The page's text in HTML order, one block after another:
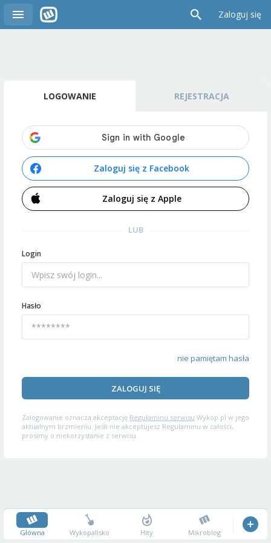
Zaloguj się
LOGOWANIE REJESTRACJA
Zaloguj się z Facebook
Zaloguj się z Apple
LUB
Login
Hasło
nie pamiętam hasła
ZALOGUJ SIĘ
Zalogowanie oznacza akceptację Regulaminu serwisu Wykop.pl w jego
aktualnym brzmieniu. Jeśli nie akceptujesz Regulaminu w całości,
prosimy o niekorzystanie z serwisu.
Główna Wykopalisko Hity Mikroblog